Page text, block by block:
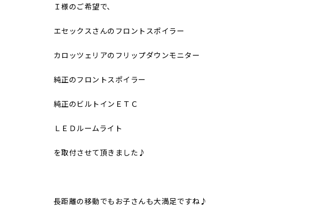
Ｉ様のご希望で、
エセックスさんのフロントスポイラー
カロッツェリアのフリップダウンモニター
純正のフロントスポイラー
純正のビルトインＥＴＣ
ＬＥＤルームライト
を取付させて頂きました♪
長距離の移動でもお子さんも大満足ですね♪